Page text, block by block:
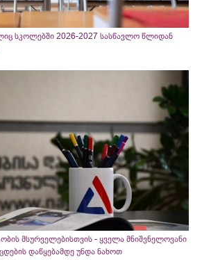
სკოლებში 2026-2027 სასწავლო წლიდან
მსურველებისთვის - ყველა მნიშვნელოვანი
დაწყებამდე უნდა ნახოთ